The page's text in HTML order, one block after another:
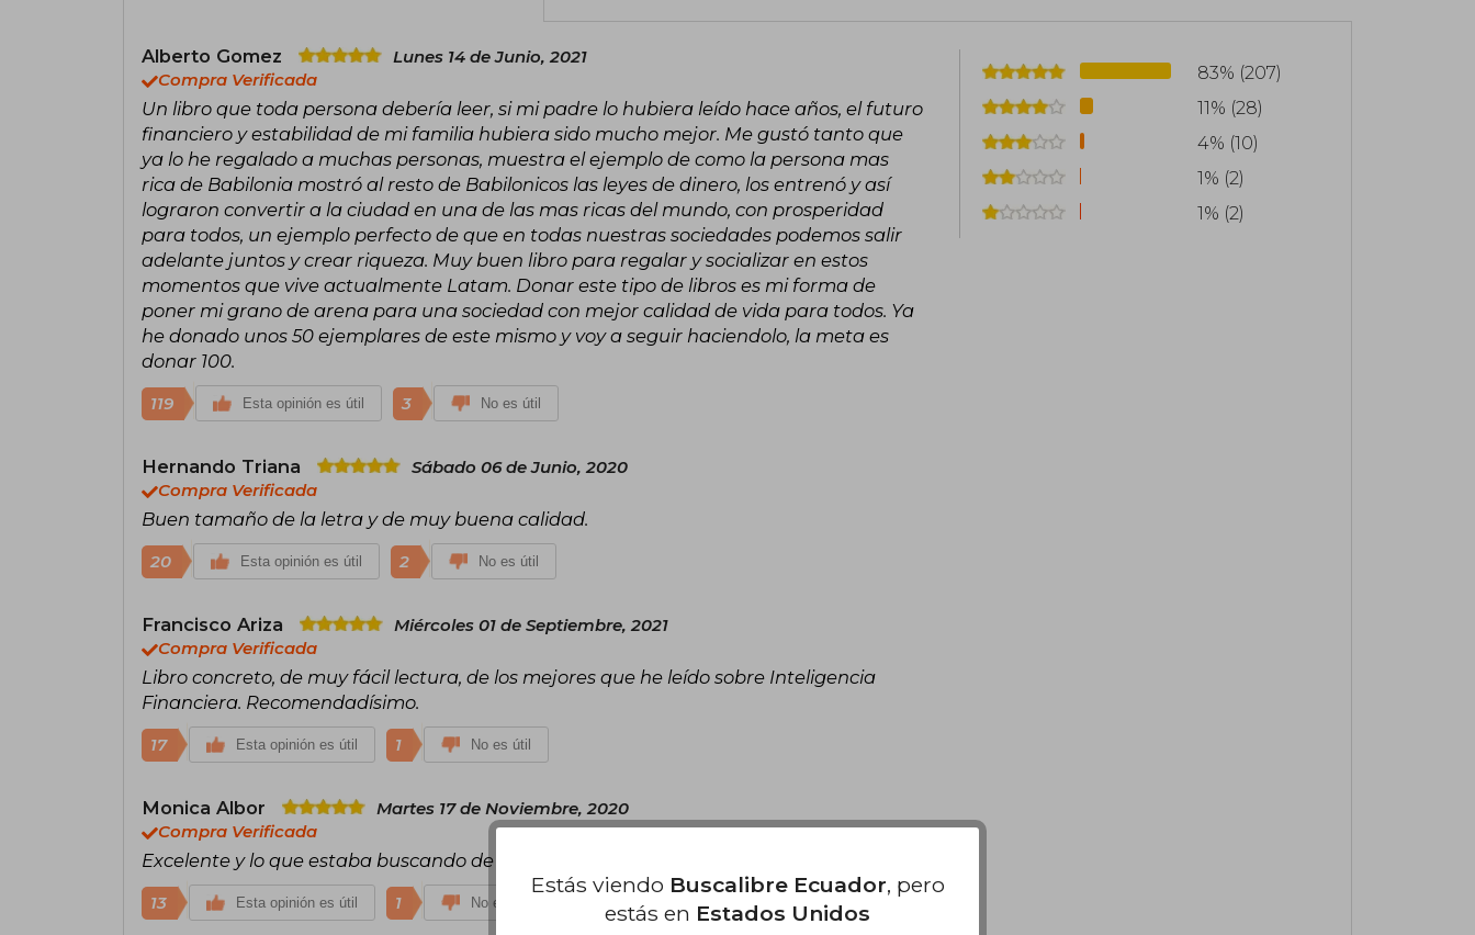
Alberto Gomez
Lunes 14 de Junio, 2021
Compra Verificada
Un libro que toda persona debería leer, si mi padre lo hubiera leído hace años, el futuro
financiero y estabilidad de mi familia hubiera sido mucho mejor. Me gustó tanto que
ya lo he regalado a muchas personas, muestra el ejemplo de como la persona mas
rica de Babilonia mostró al resto de Babilonicos las leyes de dinero, los entrenó y así
lograron convertir a la ciudad en una de las mas ricas del mundo, con prosperidad
para todos, un ejemplo perfecto de que en todas nuestras sociedades podemos salir
adelante juntos y crear riqueza. Muy buen libro para regalar y socializar en estos
momentos que vive actualmente Latam. Donar este tipo de libros es mi forma de
poner mi grano de arena para una sociedad con mejor calidad de vida para todos. Ya
he donado unos 50 ejemplares de este mismo y voy a seguir haciendolo, la meta es
donar 100.
119 Esta opinión es útil 3 No es útil
Hernando Triana
Sábado 06 de Junio, 2020
Compra Verificada
Buen tamaño de la letra y de muy buena calidad.
20 Esta opinión es útil 2 No es útil
Francisco Ariza
Miércoles 01 de Septiembre, 2021
Compra Verificada
Libro concreto, de muy fácil lectura, de los mejores que he leído sobre Inteligencia
Financiera. Recomendadísimo.
17 Esta opinión es útil 1 No es útil
Monica Albor
Martes 17 de Noviembre, 2020
Compra Verificada
Excelente y lo que estaba buscando de finanzas personales
13 Esta opinión es útil 1 No es útil
83% (207)
11% (28)
4% (10)
1% (2)
1% (2)
Estás viendo Buscalibre Ecuador, pero
estás en Estados Unidos